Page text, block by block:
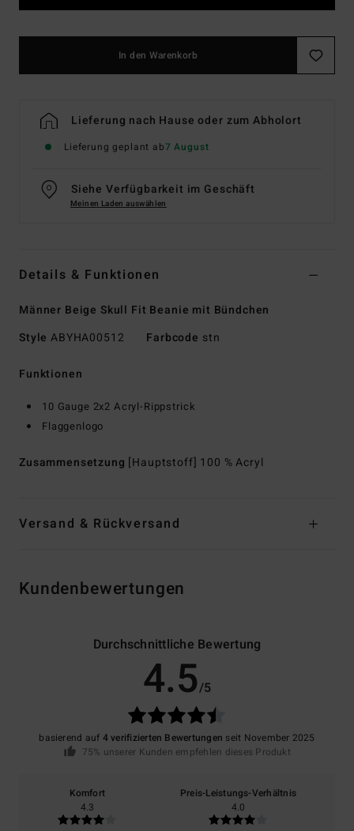
In den Warenkorb
Lieferung nach Hause oder zum Abholort
Lieferung geplant ab7 August
Siehe Verfügbarkeit im Geschäft
Meinen Laden auswählen
Details & Funktionen
Männer Beige Skull Fit Beanie mit Bündchen
Style ABYHA00512 Farbcode stn
Funktionen
10 Gauge 2x2 Acryl-Rippstrick
Flaggenlogo
Zusammensetzung [Hauptstoff] 100 % Acryl
Versand & Rückversand
Kundenbewertungen
Durchschnittliche Bewertung
4.5/5
basierend auf 4 verifizierten Bewertungen seit November 2025
75% unserer Kunden empfehlen dieses Produkt
Komfort
4.3
Preis-Leistungs-Verhältnis
4.0